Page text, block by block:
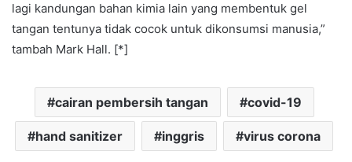
lagi kandungan bahan kimia lain yang membentuk gel
tangan tentunya tidak cocok untuk dikonsumsi manusia,”
tambah Mark Hall. [*]
cairan pembersih tangan covid-19
hand sanitizer inggris virus corona